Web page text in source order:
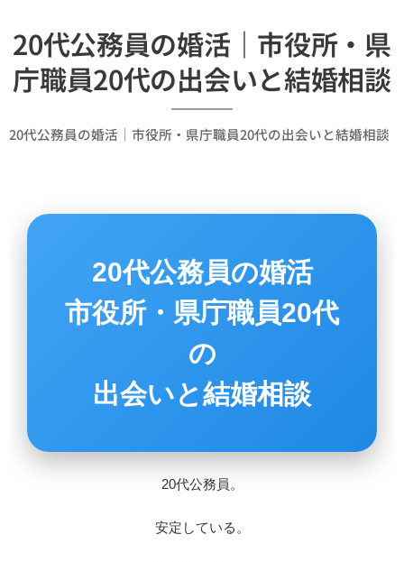
20代公務員の婚活｜市役所・県
庁職員20代の出会いと結婚相談
20代公務員の婚活｜市役所・県庁職員20代の出会いと結婚相談
20代公務員の婚活
市役所・県庁職員20代
の
出会いと結婚相談
20代公務員。
安定している。